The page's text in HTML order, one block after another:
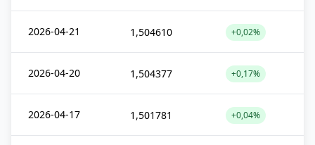
2026-04-21 1,504610 +0,02%
2026-04-20 1,504377 +0,17%
2026-04-17 1,501781 +0,04%